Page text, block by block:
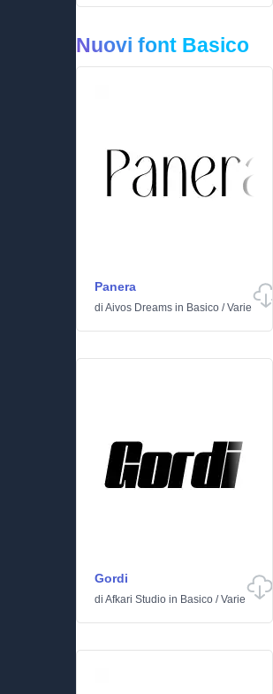
Nuovi font Basico
Panera
di Aivos Dreams in Basico /Varie
Gordi
di Afkari Studio in Basico /Varie